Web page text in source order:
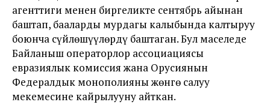
агенттиги менен биргеликте сентябрь айынан
баштап, бааларды мурдагы калыбында калтыруу
боюнча сүйлөшүүлөрдү баштаган. Бул маселеде
Байланыш операторлор ассоциациясы
евразиялык комиссия жана Орусиянын
Федералдык монополияны жөнгө салуу
мекемесине кайрылууну айткан.